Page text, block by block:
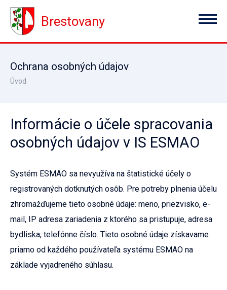
Brestovany
Ochrana osobných údajov
Úvod
Informácie o účele spracovania
osobných údajov v IS ESMAO
Systém ESMAO sa nevyužíva na štatistické účely o
registrovaných dotknutých osôb. Pre potreby plnenia účelu
zhromažďujeme tieto osobné údaje: meno, priezvisko, e-
mail, IP adresa zariadenia z ktorého sa pristupuje, adresa
bydliska, telefónne číslo. Tieto osobné údaje získavame
priamo od každého používateľa systému ESMAO na
základe vyjadreného súhlasu.